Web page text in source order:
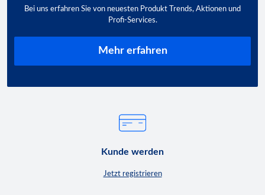
Bei uns erfahren Sie von neuesten Produkt Trends, Aktionen und
Profi-Services.
Mehr erfahren
Kunde werden
Jetzt registrieren